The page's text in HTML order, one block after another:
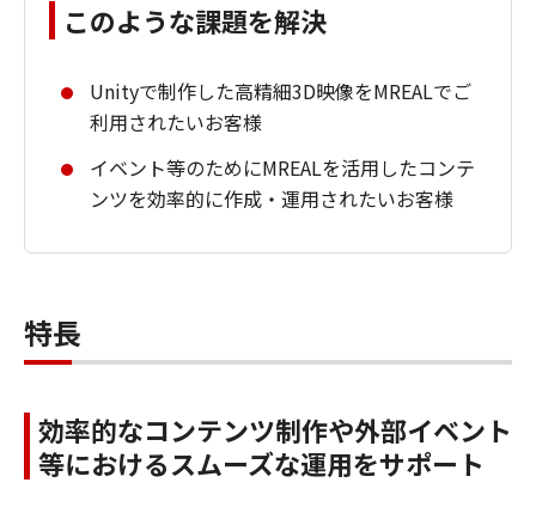
このような課題を解決
Unityで制作した高精細3D映像をMREALでご
利用されたいお客様
イベント等のためにMREALを活用したコンテ
ンツを効率的に作成・運用されたいお客様
特長
効率的なコンテンツ制作や外部イベント
等におけるスムーズな運用をサポート